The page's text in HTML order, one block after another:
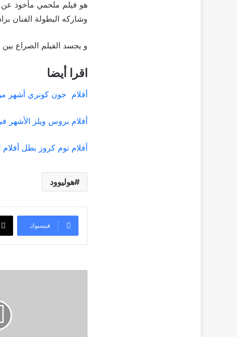
هو فيلم ملحمي مأخوذ عن
وشاركه البطولة الفنان
و يجسد الفيلم الصراع بين
اقرا أيضا
أفلام جون كونري أشهر
أفلام بروس ويلز الأشهر
أفلام توم كروز بطل
هوليوود
فيسبوك